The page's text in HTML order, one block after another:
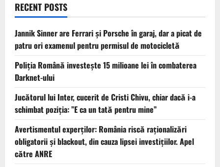
RECENT POSTS
Jannik Sinner are Ferrari și Porsche în garaj, dar a picat de
patru ori examenul pentru permisul de motocicletă
Poliția Română investește 15 milioane lei în combaterea
Darknet-ului
Jucătorul lui Inter, cucerit de Cristi Chivu, chiar dacă i-a
schimbat poziția: ”E ca un tată pentru mine”
Avertismentul experților: România riscă raționalizări
obligatorii și blackout, din cauza lipsei investițiilor. Apel
către ANRE